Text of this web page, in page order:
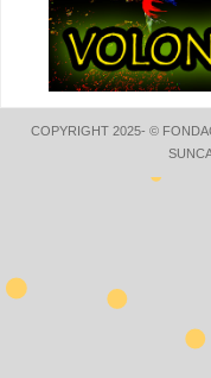
COPYRIGHT 2025- ©